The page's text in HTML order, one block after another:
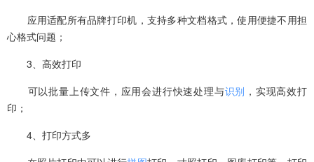
应用适配所有品牌打印机，支持多种文档格式，使用便捷不用担
心格式问题；
3、高效打印
可以批量上传文件，应用会进行快速处理与识别 ，实现高效打
印‌；
4、打印方式多